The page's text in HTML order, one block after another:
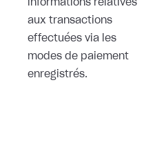
informations relatives
aux transactions
effectuées via les
modes de paiement
enregistrés.